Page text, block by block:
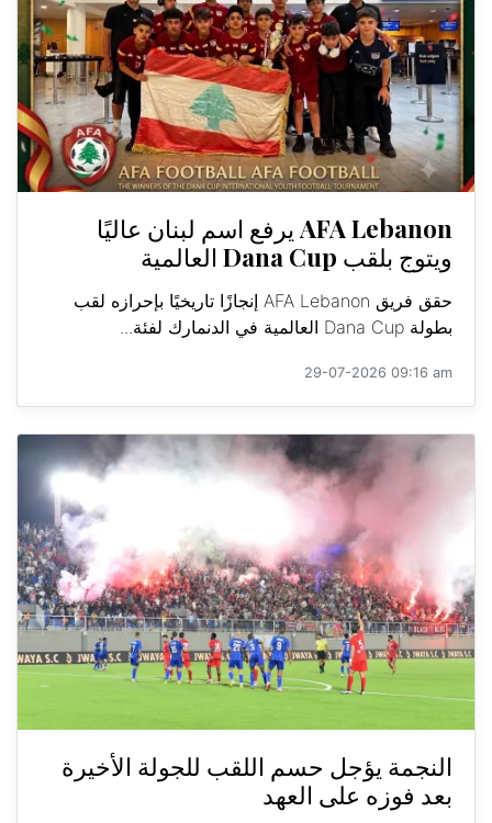
AFA Lebanon يرفع اسم لبنان عاليًا
ويتوج بلقب Dana Cup العالمية
حقق فريق AFA Lebanon إنجازًا تاريخيًا بإحرازه لقب
بطولة Dana Cup العالمية في الدنمارك لفئة...
29-07-2026 09:16 am
النجمة يؤجل حسم اللقب للجولة الأخيرة
بعد فوزه على العهد